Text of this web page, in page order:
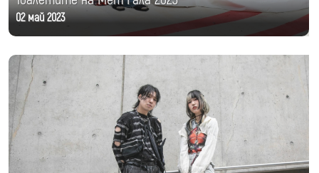
02 май 2023